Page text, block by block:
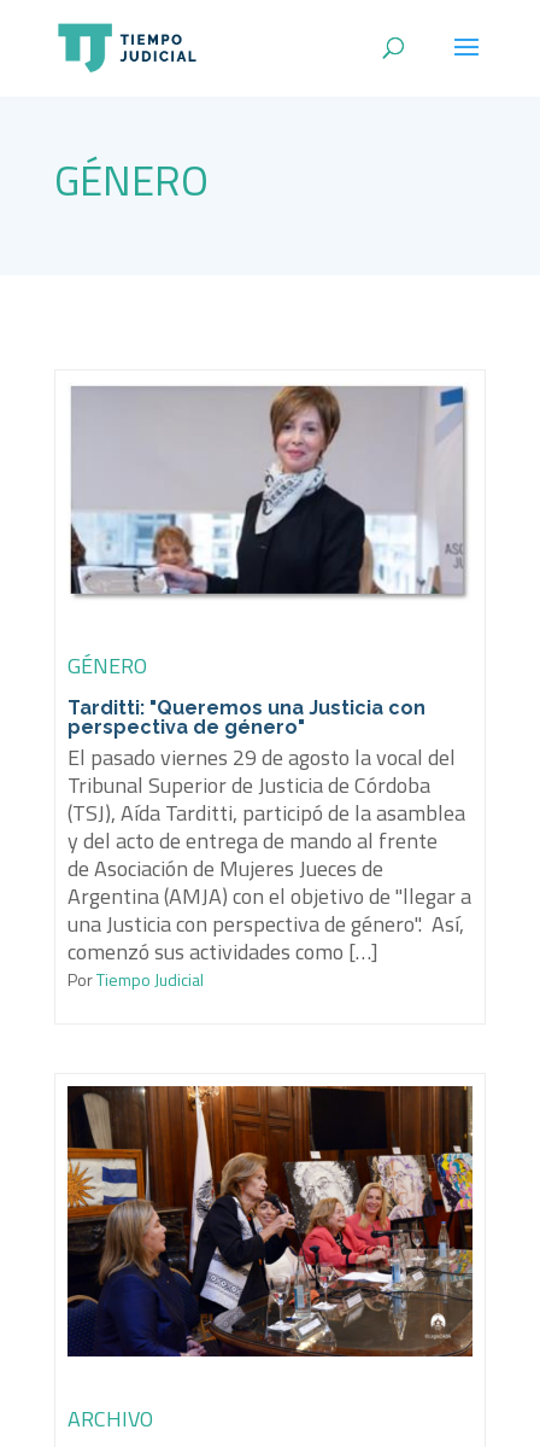
GÉNERO
GÉNERO
Tarditti: "Queremos una Justicia con
perspectiva de género"
El pasado viernes 29 de agosto la vocal del
Tribunal Superior de Justicia de Córdoba
(TSJ), Aída Tarditti, participó de la asamblea
y del acto de entrega de mando al frente
de Asociación de Mujeres Jueces de
Argentina (AMJA) con el objetivo de "llegar a
una Justicia con perspectiva de género". Así,
comenzó sus actividades como […]
PorTiempo Judicial
ARCHIVO